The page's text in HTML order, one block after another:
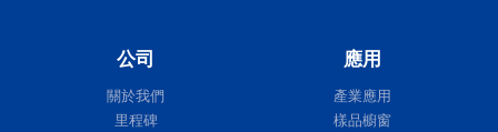
公司
關於我們
里程碑
應用
產業應用
樣品櫥窗